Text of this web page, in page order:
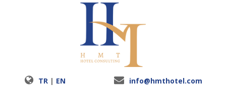
TR | EN info@hmthotel.com